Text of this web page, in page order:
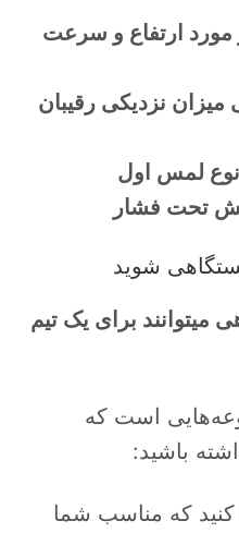
ارتفاع و سرعت
میزان نزدیکی رقیبان
نوع لمس اول
تحت فشار
برای یک تیم
است که
باشید:
کنید که مناسب شما